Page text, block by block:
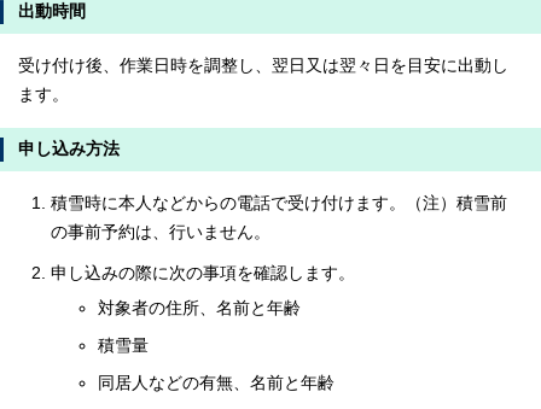
出動時間
受け付け後、作業日時を調整し、翌日又は翌々日を目安に出動し
ます。
申し込み方法
積雪時に本人などからの電話で受け付けます。（注）積雪前
の事前予約は、行いません。
申し込みの際に次の事項を確認します。
対象者の住所、名前と年齢
積雪量
同居人などの有無、名前と年齢